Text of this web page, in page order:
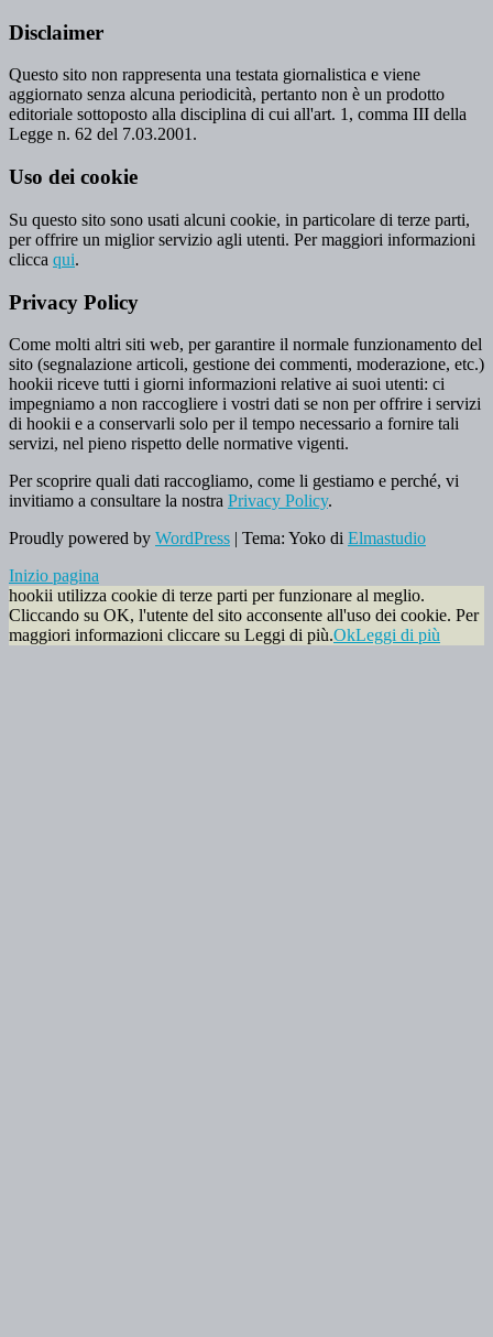
Disclaimer
Questo sito non rappresenta una testata giornalistica e viene
aggiornato senza alcuna periodicità, pertanto non è un prodotto
editoriale sottoposto alla disciplina di cui all'art. 1, comma III della
Legge n. 62 del 7.03.2001.
Uso dei cookie
Su questo sito sono usati alcuni cookie, in particolare di terze parti,
per offrire un miglior servizio agli utenti. Per maggiori informazioni
clicca qui.
Privacy Policy
Come molti altri siti web, per garantire il normale funzionamento del
sito (segnalazione articoli, gestione dei commenti, moderazione, etc.)
hookii riceve tutti i giorni informazioni relative ai suoi utenti: ci
impegniamo a non raccogliere i vostri dati se non per offrire i servizi
di hookii e a conservarli solo per il tempo necessario a fornire tali
servizi, nel pieno rispetto delle normative vigenti.
Per scoprire quali dati raccogliamo, come li gestiamo e perché, vi
invitiamo a consultare la nostra Privacy Policy.
Proudly powered by WordPress | Tema: Yoko di Elmastudio
Inizio pagina
hookii utilizza cookie di terze parti per funzionare al meglio.
Cliccando su OK, l'utente del sito acconsente all'uso dei cookie. Per
maggiori informazioni cliccare su Leggi di più.OkLeggi di più